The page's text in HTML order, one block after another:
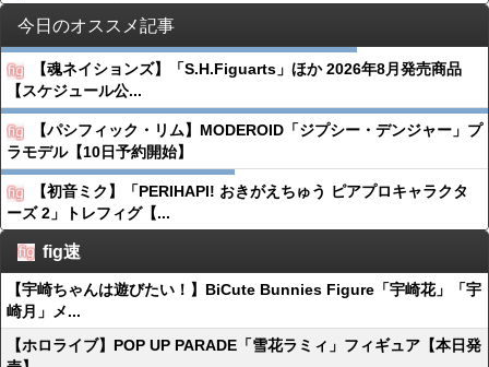
今日のオススメ記事
【魂ネイションズ】「S.H.Figuarts」ほか 2026年8月発売商品
【スケジュール公...
【パシフィック・リム】MODEROID「ジプシー・デンジャー」プ
ラモデル【10日予約開始】
【初音ミク】「PERIHAPI! おきがえちゅう ピアプロキャラクタ
ーズ 2」トレフィグ【...
fig速
【宇崎ちゃんは遊びたい！】BiCute Bunnies Figure「宇崎花」「宇
崎月」メ...
【ホロライブ】POP UP PARADE「雪花ラミィ」フィギュア【本日発